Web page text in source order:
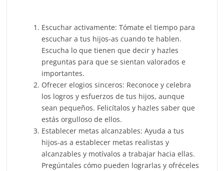
Escuchar activamente: Tómate el tiempo para
escuchar a tus hijos-as cuando te hablen.
Escucha lo que tienen que decir y hazles
preguntas para que se sientan valorados e
importantes.
Ofrecer elogios sinceros: Reconoce y celebra
los logros y esfuerzos de tus hijos, aunque
sean pequeños. Felicítalos y hazles saber que
estás orgulloso de ellos.
Establecer metas alcanzables: Ayuda a tus
hijos-as a establecer metas realistas y
alcanzables y motívalos a trabajar hacia ellas.
Pregúntales cómo pueden lograrlas y ofréceles